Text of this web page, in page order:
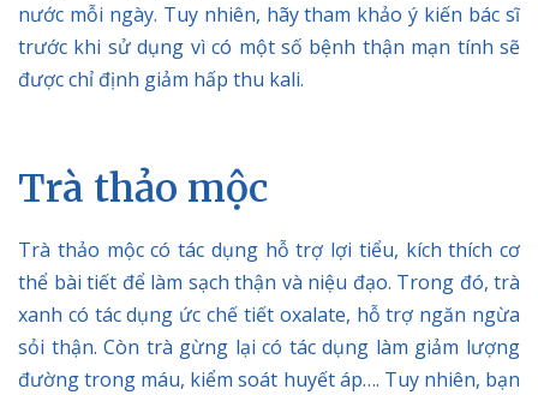
nước mỗi ngày. Tuy nhiên, hãy tham khảo ý kiến bác sĩ
trước khi sử dụng vì có một số bệnh thận mạn tính sẽ
được chỉ định giảm hấp thu kali.
Trà thảo mộc
Trà thảo mộc có tác dụng hỗ trợ lợi tiểu, kích thích cơ
thể bài tiết để làm sạch thận và niệu đạo. Trong đó, trà
xanh có tác dụng ức chế tiết oxalate, hỗ trợ ngăn ngừa
sỏi thận. Còn trà gừng lại có tác dụng làm giảm lượng
đường trong máu, kiểm soát huyết áp…. Tuy nhiên, bạn